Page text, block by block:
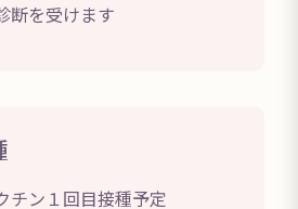
断を受けます
チン１回目接種予定